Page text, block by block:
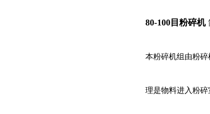
80-100目粉碎机
本粉碎机组由粉
理是物料进入粉